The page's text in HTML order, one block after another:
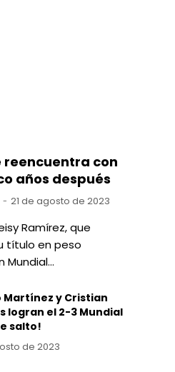
reencuentra con
años después
21 de agosto de 2023
Ramírez, que
título en peso
Mundial…
Martínez y Cristian
logran el 2-3 Mundial
salto!
de 2023